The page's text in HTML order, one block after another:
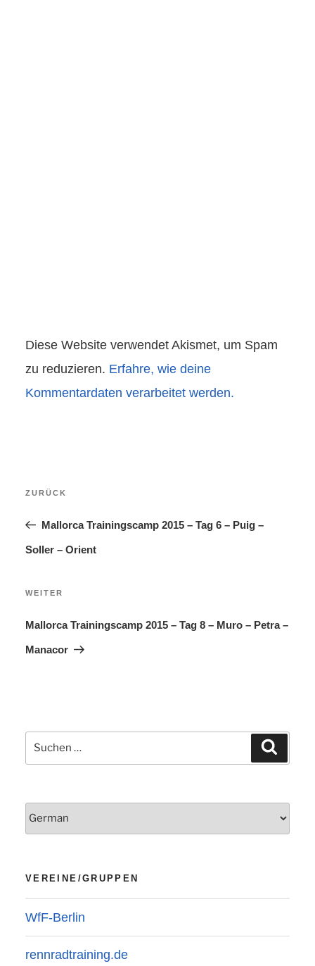
Diese Website verwendet Akismet, um Spam
zu reduzieren. Erfahre, wie deine
Kommentardaten verarbeitet werden.
Vorheriger
ZURÜCK
Mallorca Trainingscamp 2015 – Tag 6 – Puig –
Soller – Orient
Nächster
WEITER
Mallorca Trainingscamp 2015 – Tag 8 – Muro – Petra –
Manacor
Suchen
nach:
VEREINE/GRUPPEN
WfF-Berlin
rennradtraining.de